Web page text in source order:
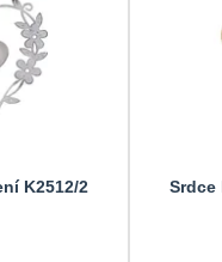
K2512/2 Srdce